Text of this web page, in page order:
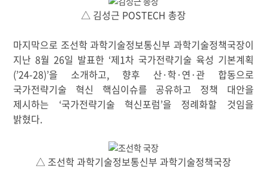
△ 김성근 POSTECH 총장
마지막으로 조선학 과학기술정보통신부 과학기술정책국장이
지난8월26일 발표한 ‘제1차 국가전략기술 육성 기본계획
(’24-28)’을 소개하고, 향후 산·학·연 ·관 합동으로
국가전략기술 혁신 핵심이슈를 공유하고 정책 대안을
제시하는 ‘국가전략기술 혁신포럼’을 정례화할 것임을
밝혔다.
△ 조선학 과학기술정보통신부 과학기술정책국장